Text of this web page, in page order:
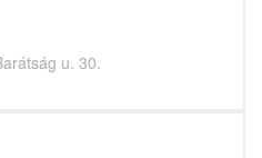
u. 30.